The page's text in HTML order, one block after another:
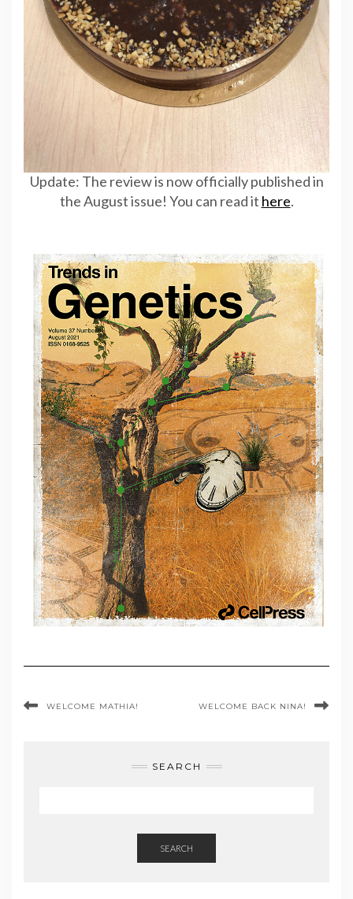
Update: The review is now officially published in
the August issue! You can read it here.
WELCOME MATHIA! WELCOME BACK NINA!
SEARCH
SEARCH